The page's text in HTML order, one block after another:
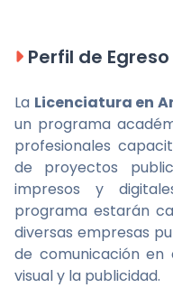
Perfil de Egreso
La Licenciatura en
un programa
profesionales
de proyectos
impresos y
programa estarán
diversas empresas
de comunicación
visual y la publicidad.